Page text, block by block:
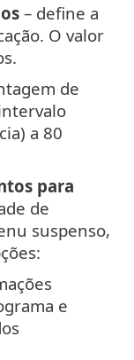
– define a
O valor
de
a 80
para
de
suspenso,
e